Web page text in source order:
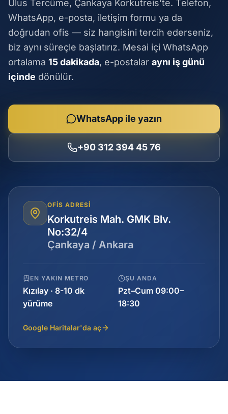
Ulus Tercüme, Çankaya Korkutreis'te. Telefon,
WhatsApp, e-posta, iletişim formu ya da
doğrudan ofis — siz hangisini tercih ederseniz,
biz aynı süreçle başlatırız. Mesai içi WhatsApp
ortalama 15 dakikada, e-postalar aynı iş günü
içinde dönülür.
WhatsApp ile yazın
+90 312 394 45 76
OFIS ADRESI
Korkutreis Mah. GMK Blv.
No:32/4
Çankaya / Ankara
EN YAKIN METRO
Kızılay · 8-10 dk
yürüme
ŞU ANDA
Pzt–Cum 09:00–
18:30
Google Haritalar'da aç